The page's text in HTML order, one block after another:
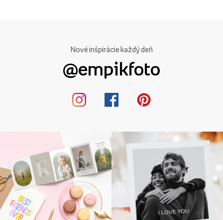
Nové inšpirácie každý deň
@empikfoto